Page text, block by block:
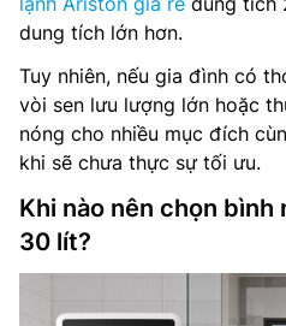
dung tích lớn hơn.
Tuy nhiên, nếu gia đình có
vòi sen lưu lượng lớn hoặc
nóng cho nhiều mục đích
khi sẽ chưa thực sự tối ưu.
Khi nào nên chọn bình
30 lít?